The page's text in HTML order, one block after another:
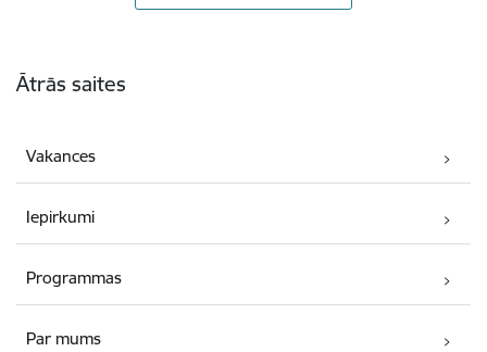
Ātrās saites
Vakances
Iepirkumi
Programmas
Par mums